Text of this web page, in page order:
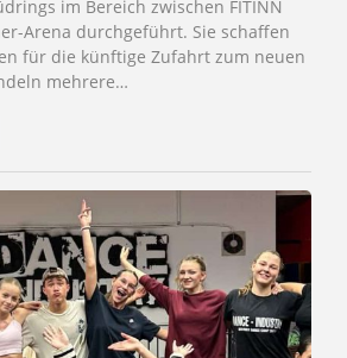
im Bereich zwischen FITINN
Arena durchgeführt. Sie schaffen
für die künftige Zufahrt zum neuen
mehrere…